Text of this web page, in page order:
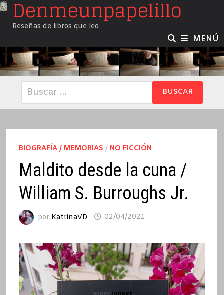
SaltarDenmeunpapelillo
Reseñas de libros que leo
MENÚ
Buscar:
BIOGRAFÍA / MEMORIAS / NO FICCIÓN
Maldito desde la cuna /
William S. Burroughs Jr.
por KatrinaVD 02/04/2021